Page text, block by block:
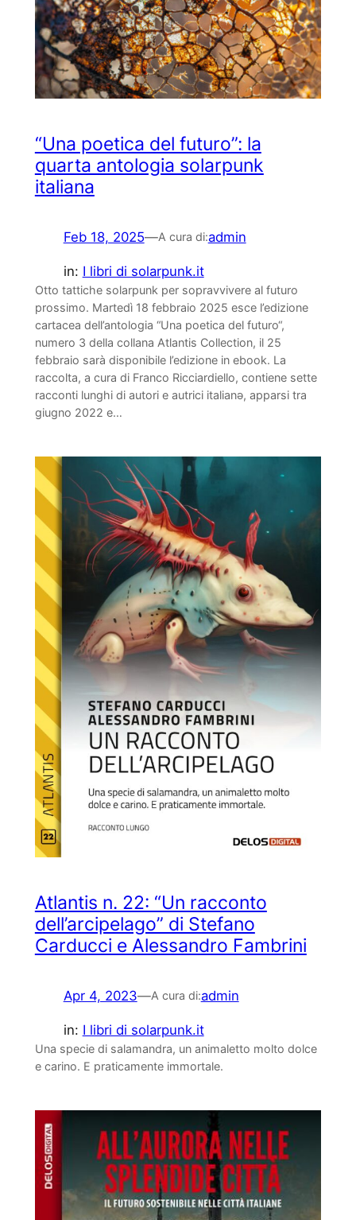
“Una poetica del futuro”: la
quarta antologia solarpunk
italiana
Feb 18, 2025—A cura di:admin
in: I libri di solarpunk.it
Otto tattiche solarpunk per sopravvivere al futuro
prossimo. Martedì 18 febbraio 2025 esce l’edizione
cartacea dell’antologia “Una poetica del futuro“,
numero 3 della collana Atlantis Collection, il 25
febbraio sarà disponibile l’edizione in ebook. La
raccolta, a cura di Franco Ricciardiello, contiene sette
racconti lunghi di autori e autrici italianǝ, apparsi tra
giugno 2022 e…
Atlantis n. 22: “Un racconto
dell’arcipelago” di Stefano
Carducci e Alessandro Fambrini
Apr 4, 2023—A cura di:admin
in: I libri di solarpunk.it
Una specie di salamandra, un animaletto molto dolce
e carino. E praticamente immortale.